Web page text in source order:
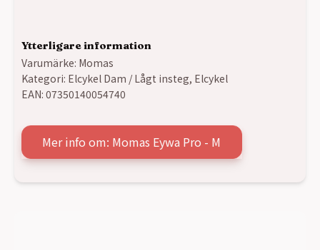
Ytterligare information
Varumärke: Momas
Kategori: Elcykel Dam / Lågt insteg, Elcykel
EAN: 07350140054740
Mer info om: Momas Eywa Pro - M